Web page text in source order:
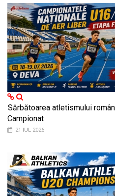
Sărbătoarea atletismului
Campionat
21 IUL 2026